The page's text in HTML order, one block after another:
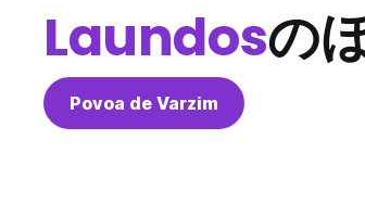
Laundosの
Povoa de Varzim